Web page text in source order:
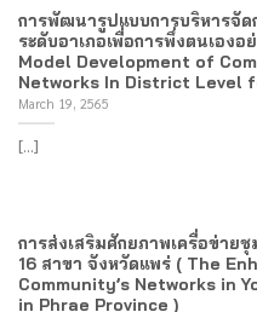
การพัฒนารูปแบบการบริหารจั
ระดับอาเภอเพื่อการพึ่งตนเอง
Model Development of
Networks In District Level
March 19, 2565
[...]
การส่งเสริมศักยภาพเครื่อข่าย
16 สาขา จังหวัดแพร่ ( The
Community’s Networks in
in Phrae Province )